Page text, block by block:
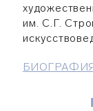
им. С.Г.